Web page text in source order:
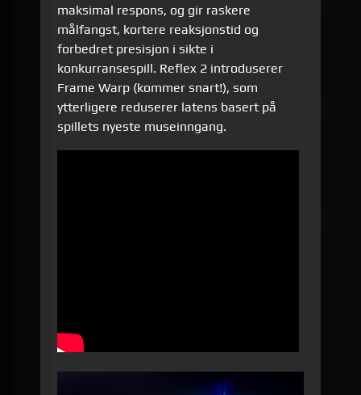
maksimal respons, og gir raskere
målfangst, kortere reaksjonstid og
forbedret presisjon i sikte i
konkurransespill. Reflex 2 introduserer
Frame Warp (kommer snart!), som
ytterligere reduserer latens basert på
spillets nyeste museinngang.